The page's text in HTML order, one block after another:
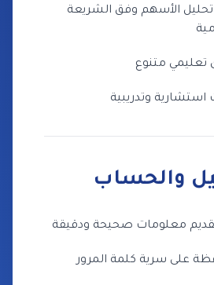
تحليل الأسهم وفق الشريعة
تعليمي متنوع
وتدريبية
والحساب
معلومات صحيحة ودقيقة
على سرية كلمة المرور